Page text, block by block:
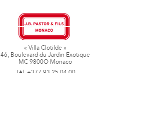
« Villa Clotilde »
46, Boulevard du Jardin Exotique
MC 9800O Monaco
Tél. +377 93 25 04 00